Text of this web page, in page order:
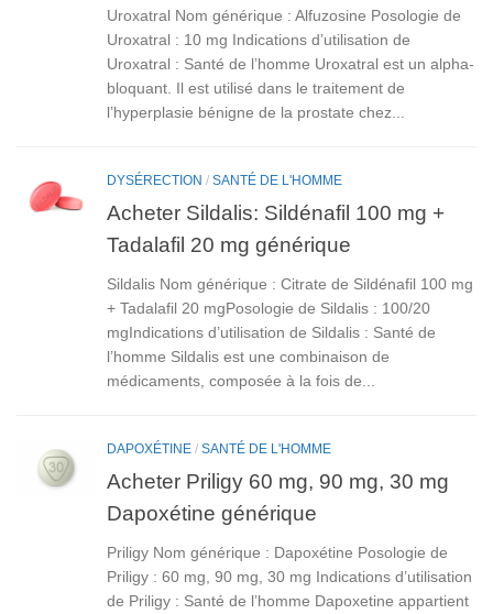
Uroxatral Nom générique : Alfuzosine Posologie de
Uroxatral : 10 mg Indications d’utilisation de
Uroxatral : Santé de l’homme Uroxatral est un alpha-
bloquant. Il est utilisé dans le traitement de
l’hyperplasie bénigne de la prostate chez...
DYSÉRECTION / SANTÉ DE L'HOMME
Acheter Sildalis: Sildénafil 100 mg +
Tadalafil 20 mg générique
Sildalis Nom générique : Citrate de Sildénafil 100 mg
+ Tadalafil 20 mgPosologie de Sildalis : 100/20
mgIndications d’utilisation de Sildalis : Santé de
l’homme Sildalis est une combinaison de
médicaments, composée à la fois de...
DAPOXÉTINE / SANTÉ DE L'HOMME
Acheter Priligy 60 mg, 90 mg, 30 mg
Dapoxétine générique
Priligy Nom générique : Dapoxétine Posologie de
Priligy : 60 mg, 90 mg, 30 mg Indications d’utilisation
de Priligy : Santé de l’homme Dapoxetine appartient